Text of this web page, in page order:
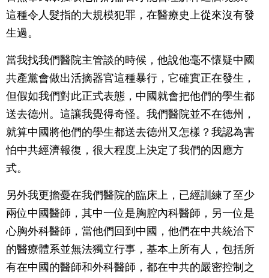
這種令人髮指的大規模犯罪，在醫療史上從來沒有發
生過。
當我找我們醫院主管談的時候，他說他毫不懷疑中國
共產黨會做出活摘器官這種暴行，它確實正在發生，
但假如我們對此正式表態，中國就會把他們的學生都
送去德州。這讓我覺得奇怪。我們醫院並不在德州，
就算中國將他們的學生都送去德州又怎樣？我認為害
怕中共經濟報復，很大程度上決定了我們的因應方
式。
另外我更擔憂在我們醫院的臨床上，已經訓練了至少
兩位中國醫師，其中一位是胸腔內科醫師，另一位是
心胸外科醫師，當他們回到中國，他們在中共統治下
的醫療體系並無法獨立行事，基本上所有人，包括所
有在中國的醫師和外科醫師，都在中共的嚴密控制之